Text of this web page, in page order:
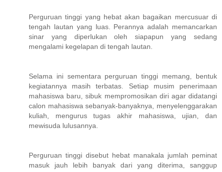
Perguruan tinggi yang hebat akan bagaikan mercusuar di
tengah lautan yang luas. Perannya adalah memancarkan
sinar yang diperlukan oleh siapapun yang sedang
mengalami kegelapan di tengah lautan.
Selama ini sementara perguruan tinggi memang, bentuk
kegiatannya masih terbatas. Setiap musim penerimaan
mahasiswa baru, sibuk mempromosikan diri agar didatangi
calon mahasiswa sebanyak-banyaknya, menyelenggarakan
kuliah, mengurus tugas akhir mahasiswa, ujian, dan
mewisuda lulusannya.
Perguruan tinggi disebut hebat manakala jumlah peminat
masuk jauh lebih banyak dari yang diterima, sanggup